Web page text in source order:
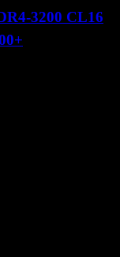
3200 CL16